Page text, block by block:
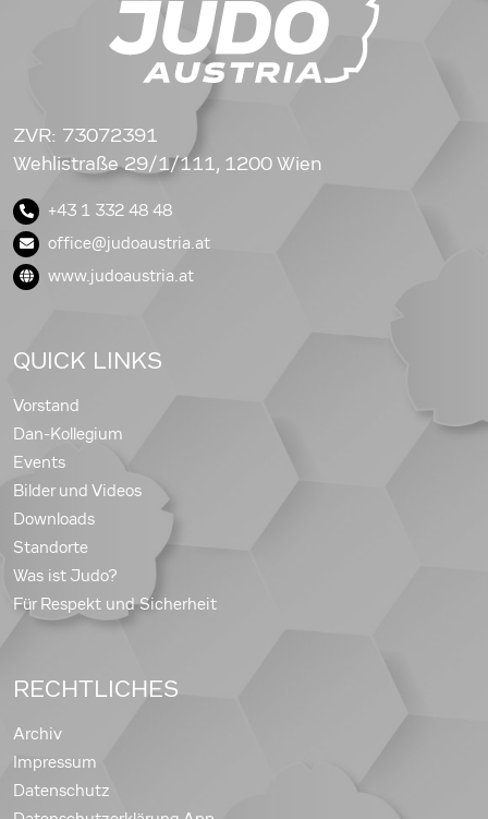
ZVR: 73072391
Wehlistraße 29/1/111, 1200 Wien
+43 1 332 48 48
office@judoaustria.at
www.judoaustria.at
QUICK LINKS
Vorstand
Dan-Kollegium
Events
Bilder und Videos
Downloads
Standorte
Was ist Judo?
Für Respekt und Sicherheit
RECHTLICHES
Archiv
Impressum
Datenschutz